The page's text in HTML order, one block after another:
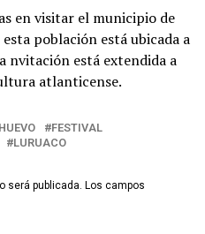
en visitar el municipio de
población está ubicada a
nvitación está extendida a
atlanticense.
FESTIVAL
LURUACO
será publicada. Los campos